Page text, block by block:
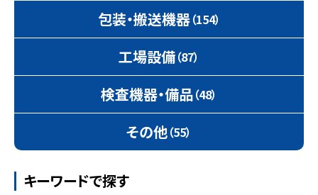
包装・搬送機器（154）
工場設備（87）
検査機器・備品（48）
その他（55）
キーワードで探す